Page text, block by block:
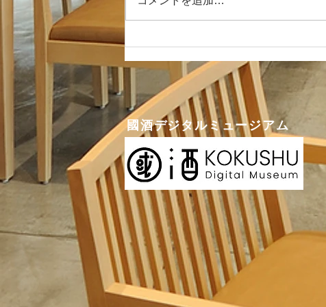
しょうか？ 日本の酒情報館で
す。 さて、2024年のゴールデン
ます。おおよそ、カレンダー通り
の営業となります。...
國酒デジタルミュージアム